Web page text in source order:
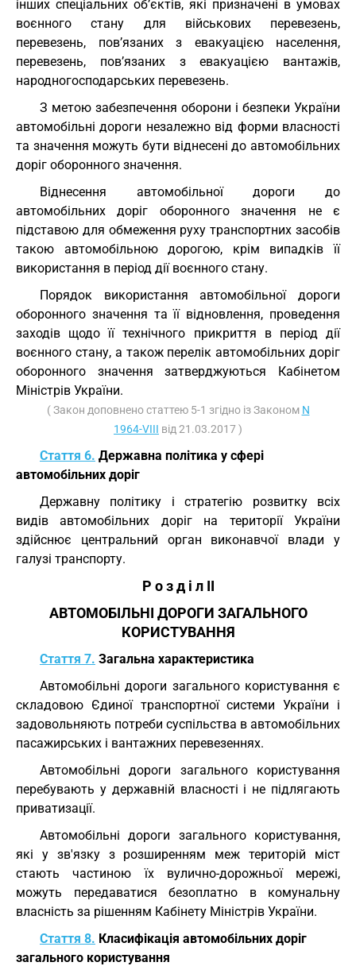
інших спеціальних об’єктів, які призначені в умовах
воєнного стану для військових перевезень,
перевезень, пов’язаних з евакуацією населення,
перевезень, пов’язаних з евакуацією вантажів,
народногосподарських перевезень.
З метою забезпечення оборони і безпеки України
автомобільні дороги незалежно від форми власності
та значення можуть бути віднесені до автомобільних
доріг оборонного значення.
Віднесення автомобільної дороги до
автомобільних доріг оборонного значення не є
підставою для обмеження руху транспортних засобів
такою автомобільною дорогою, крім випадків її
використання в період дії воєнного стану.
Порядок використання автомобільної дороги
оборонного значення та її відновлення, проведення
заходів щодо її технічного прикриття в період дії
воєнного стану, а також перелік автомобільних доріг
оборонного значення затверджуються Кабінетом
Міністрів України.
( Закон доповнено статтею 5-1 згідно із Законом N
1964-VIII від 21.03.2017 )
Стаття 6. Державна політика у сфері
автомобільних доріг
Державну політику і стратегію розвитку всіх
видів автомобільних доріг на території України
здійснює центральний орган виконавчої влади у
галузі транспорту.
Р о з д і л II
АВТОМОБІЛЬНІ ДОРОГИ ЗАГАЛЬНОГО
КОРИСТУВАННЯ
Стаття 7. Загальна характеристика
Автомобільні дороги загального користування є
складовою Єдиної транспортної системи України і
задовольняють потреби суспільства в автомобільних
пасажирських і вантажних перевезеннях.
Автомобільні дороги загального користування
перебувають у державній власності і не підлягають
приватизації.
Автомобільні дороги загального користування,
які у зв'язку з розширенням меж територій міст
стають частиною їх вулично-дорожньої мережі,
можуть передаватися безоплатно в комунальну
власність за рішенням Кабінету Міністрів України.
Стаття 8. Класифікація автомобільних доріг
загального користування